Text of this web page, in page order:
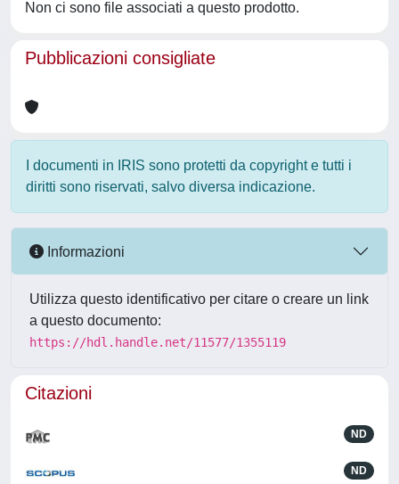
Non ci sono file associati a questo prodotto.
Pubblicazioni consigliate
I documenti in IRIS sono protetti da copyright e tutti i
diritti sono riservati, salvo diversa indicazione.
Informazioni
Utilizza questo identificativo per citare o creare un link
a questo documento:
https://hdl.handle.net/11577/1355119
Citazioni
ND
ND